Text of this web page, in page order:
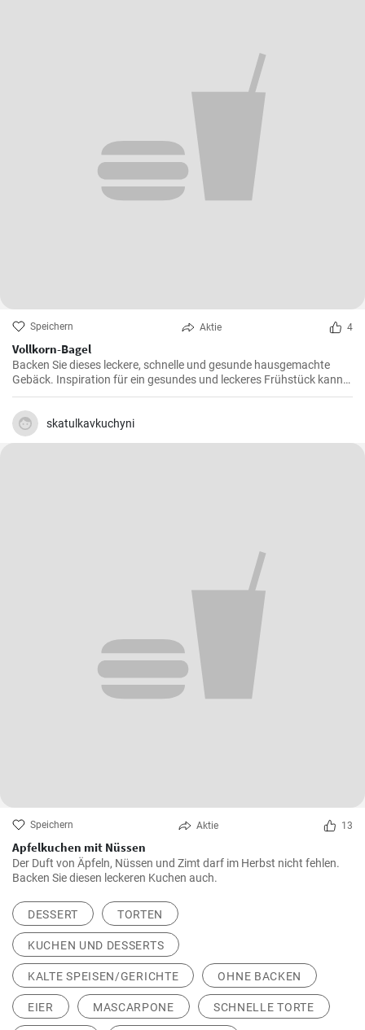
Speichern Aktie 4
Vollkorn-Bagel
Backen Sie dieses leckere, schnelle und gesunde hausgemachte
Gebäck. Inspiration für ein gesundes und leckeres Frühstück kann
man nie genug haben.
skatulkavkuchyni
Speichern Aktie 13
Apfelkuchen mit Nüssen
Der Duft von Äpfeln, Nüssen und Zimt darf im Herbst nicht fehlen.
Backen Sie diesen leckeren Kuchen auch.
DESSERT TORTEN
KUCHEN UND DESSERTS
KALTE SPEISEN/GERICHTE OHNE BACKEN
EIER MASCARPONE SCHNELLE TORTE